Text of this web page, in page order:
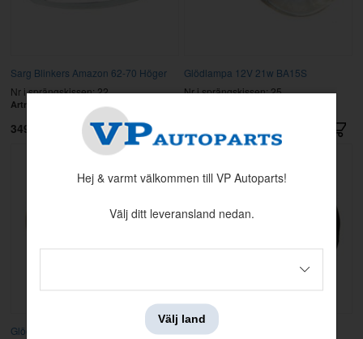
Sarg Blinkers Amazon 62-70 Höger
Nr i sprängskissen: 22
Artnr:
349 kr
Glödlampa 12V 21w BA15S
Nr i sprängskissen: 25
Glödlampa 12V 25w BA15S
Genomföring gummi
Hej & varmt välkommen till VP Autoparts!
Välj ditt leveransland nedan.
Välj land